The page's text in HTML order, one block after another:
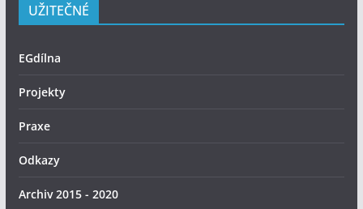
UŽITEČNÉ
EGdílna
Projekty
Praxe
Odkazy
Archiv 2015 - 2020